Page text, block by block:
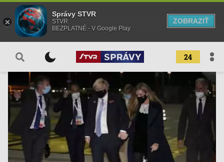
24
Správy STVR
STVR
BEZPLATNÉ - V Google Play
ZOBRAZIŤ